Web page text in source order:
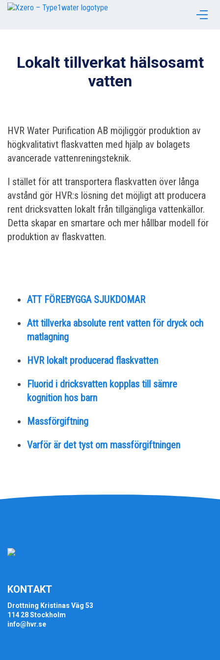
Lokalt tillverkat hälsosamt
vatten
HVR Water Purification AB möjliggör produktion av
högkvalitativt flaskvatten med hjälp av bolagets
avancerade vattenreningsteknik.
I stället för att transportera flaskvatten över långa
avstånd gör HVR:s lösning det möjligt att producera
rent dricksvatten lokalt från tillgängliga vattenkällor.
Detta skapar en smartare och mer hållbar modell för
produktion av flaskvatten.
ATT FÖREBYGGA SJUKDOMAR
Att tillverka absolute rent vatten för dryck och
matlagning
HVR lokalt producerad flaskvatten
Fluorid i dricksvatten kopplas till sämre
kognition hos barn
Massförgiftning
Varför är det tyst om massförgiftningen
KONTAKT
Drottning Kristinas Väg 53
114 28 Stockholm
info@hvr.se